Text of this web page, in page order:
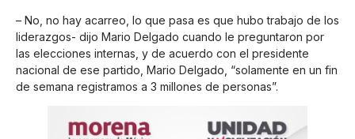
– No, no hay acarreo, lo que pasa es que hubo trabajo de los
liderazgos- dijo Mario Delgado cuando le preguntaron por
las elecciones internas, y de acuerdo con el presidente
nacional de ese partido, Mario Delgado, “solamente en un fin
de semana registramos a 3 millones de personas”.